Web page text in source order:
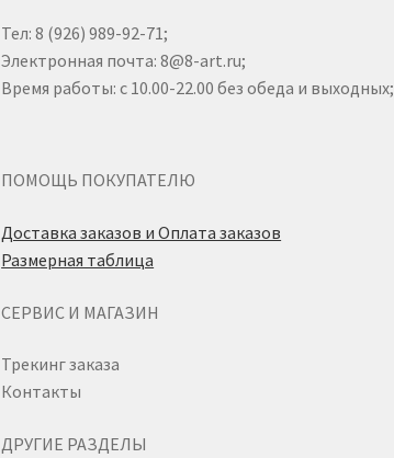
Тел: 8 (926) 989-92-71;
Электронная почта: 8@8-art.ru;
Время работы: с 10.00-22.00 без обеда и выходных;
ПОМОЩЬ ПОКУПАТЕЛЮ
Доставка заказов и Оплата заказов
Размерная таблица
СЕРВИС И МАГАЗИН
Трекинг заказа
Контакты
ДРУГИЕ РАЗДЕЛЫ